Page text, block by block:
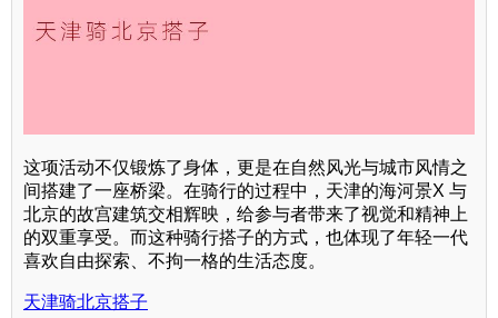
这项活动不仅锻炼了身体，更是在自然风光与城市风情之
间搭建了一座桥梁。在骑行的过程中，天津的海河景X 与
北京的故宫建筑交相辉映，给参与者带来了视觉和精神上
的双重享受。而这种骑行搭子的方式，也体现了年轻一代
喜欢自由探索、不拘一格的生活态度。
天津骑北京搭子